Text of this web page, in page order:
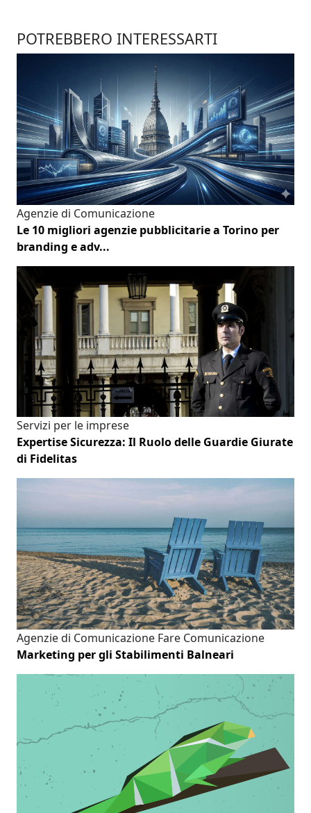
POTREBBERO INTERESSARTI
Agenzie di Comunicazione
Le 10 migliori agenzie pubblicitarie a Torino per
branding e adv...
Servizi per le imprese
Expertise Sicurezza: Il Ruolo delle Guardie Giurate
di Fidelitas
Agenzie di Comunicazione Fare Comunicazione
Marketing per gli Stabilimenti Balneari